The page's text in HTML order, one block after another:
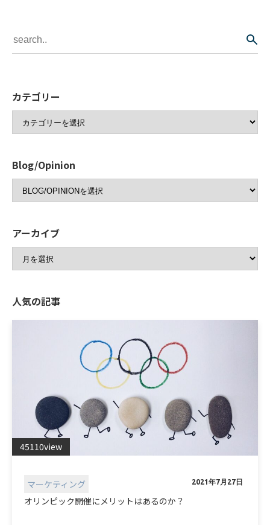
カテゴリー
Blog/Opinion
アーカイブ
人気の記事
45110view
マーケティング 2021年7月27日
オリンピック開催にメリットはあるのか？